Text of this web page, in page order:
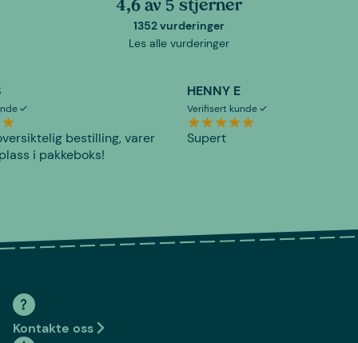
4,6 av 5 stjerner
1352 vurderinger
Les alle vurderinger
bestilling, varer
i pakkeboks!
HENNY E
Verifisert kunde
Supert
Kontakte oss